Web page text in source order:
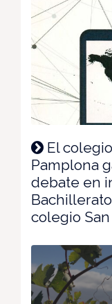
El
Pamplona
debate en
colegio